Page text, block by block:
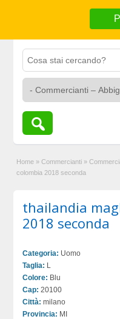
Home » Commercianti »
colombia 2018 seconda
thailandia
2018 seconda
Categoria: Uomo
Taglia: L
Colore: Blu
Cap: 20100
Città: milano
Provincia: MI